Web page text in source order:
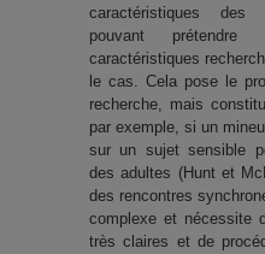
caractéristiques des
pouvant prétendre
caractéristiques
le cas. Cela pose le
recherche, mais
par exemple, si un
sur un sujet sensible
des adultes (Hunt et
des rencontres
complexe et nécessite
très claires et de